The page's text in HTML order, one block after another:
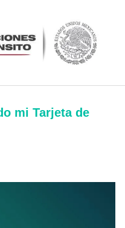
mi Tarjeta de